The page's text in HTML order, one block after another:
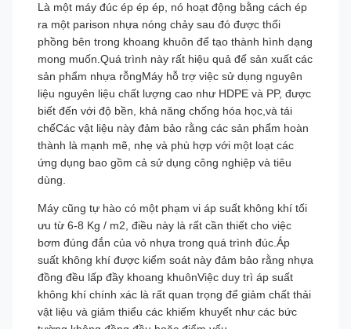
Là một máy đúc ép ép ép, nó hoạt động bằng cách ép
ra một parison nhựa nóng chảy sau đó được thổi
phồng bên trong khoang khuôn để tạo thành hình dạng
mong muốn.Quá trình này rất hiệu quả để sản xuất các
sản phẩm nhựa rỗngMáy hỗ trợ việc sử dụng nguyên
liệu nguyên liệu chất lượng cao như HDPE và PP, được
biết đến với độ bền, khả năng chống hóa học,và tái
chếCác vật liệu này đảm bảo rằng các sản phẩm hoàn
thành là mạnh mẽ, nhẹ và phù hợp với một loạt các
ứng dụng bao gồm cả sử dụng công nghiệp và tiêu
dùng.
Máy cũng tự hào có một phạm vi áp suất không khí tối
ưu từ 6-8 Kg / m2, điều này là rất cần thiết cho việc
bơm đúng đắn của vỏ nhựa trong quá trình đúc.Áp
suất không khí được kiểm soát này đảm bảo rằng nhựa
đồng đều lấp đầy khoang khuônViệc duy trì áp suất
không khí chính xác là rất quan trọng để giảm chất thải
vật liệu và giảm thiểu các khiếm khuyết như các bức